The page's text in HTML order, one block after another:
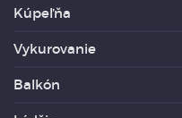
Kúpeľňa
Vykurovanie
Balkón